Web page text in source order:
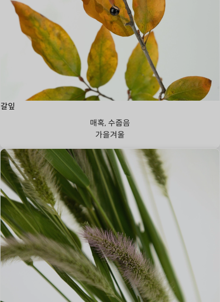
갈잎
매혹, 수줍음
가을겨울